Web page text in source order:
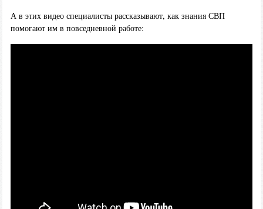
А в этих видео специалисты рассказывают, как знания СВП
помогают им в повседневной работе: